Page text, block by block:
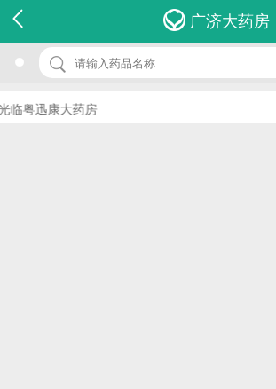
广济大药房
粤迅康大药房
名 称：萘普生片
品 牌：(紫鑫)